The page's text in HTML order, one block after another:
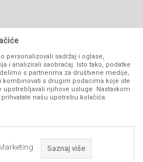
personalizovali sadržaj i oglase,
i analizirali saobraćaj. Isto tako, podatke
s partnerima za društvene medije,
kombinovati s drugim podacima koje ste
njihove usluge. Nastavkom
našu upotrebu kolačića.
Saznaj više